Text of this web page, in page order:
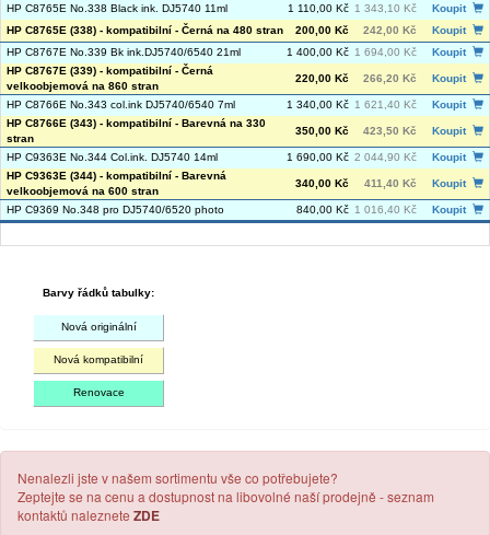
HP C8765E No.338 Black ink. DJ5740 11ml 1 110,00 Kč 1 343,10 Kč
Koupit
HP C8765E (338) - kompatibilní - Černá na 480 stran
200,00 Kč 242,00 Kč
Koupit
HP C8767E No.339 Bk ink.DJ5740/6540 21ml
1 400,00 Kč 1 694,00 Kč
Koupit
HP C8767E (339) - kompatibilní - Černá
velkoobjemová na 860 stran
220,00 Kč 266,20 Kč Koupit
HP C8766E No.343 col.ink DJ5740/6540 7ml 1 340,00 Kč 1 621,40 Kč
Koupit
HP C8766E (343) - kompatibilní - Barevná na 330
stran
350,00 Kč 423,50 Kč Koupit
HP C9363E No.344 Col.ink. DJ5740 14ml 1 690,00 Kč 2 044,90 Kč
Koupit
HP C9363E (344) - kompatibilní - Barevná
velkoobjemová na 600 stran
340,00 Kč 411,40 Kč Koupit
HP C9369 No.348 pro DJ5740/6520 photo 840,00 Kč 1 016,40 Kč Koupit
Barvy řádků tabulky:
Nová originální
Nová kompatibilní
Renovace
Nenalezli jste v našem sortimentu vše co potřebujete?
Zeptejte se na cenu a dostupnost na libovolné naší prodejně - seznam
kontaktů naleznete ZDE